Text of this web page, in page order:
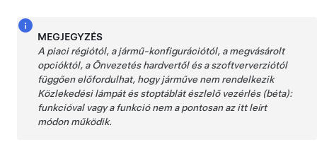
MEGJEGYZÉS
A piaci régiótól, a jármű-konfigurációtól, a megvásárolt
opcióktól, aÖnvezetéshardvertől és a szoftververziótól
függően előfordulhat, hogy járműve nem rendelkezik
Közlekedési lámpát és stoptáblát észlelő vezérlés (béta):
funkcióval vagy a funkció nem a pontosan az itt leírt
módon működik.